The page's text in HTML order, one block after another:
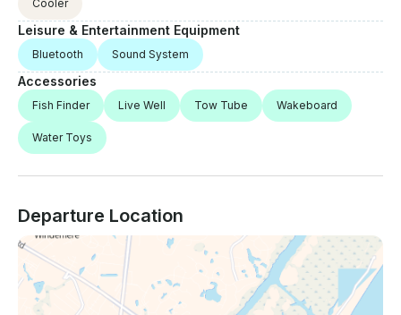
Cooler
Leisure & Entertainment Equipment
Bluetooth Sound System
Accessories
Fish Finder Live Well Tow Tube Wakeboard
Water Toys
Departure Location